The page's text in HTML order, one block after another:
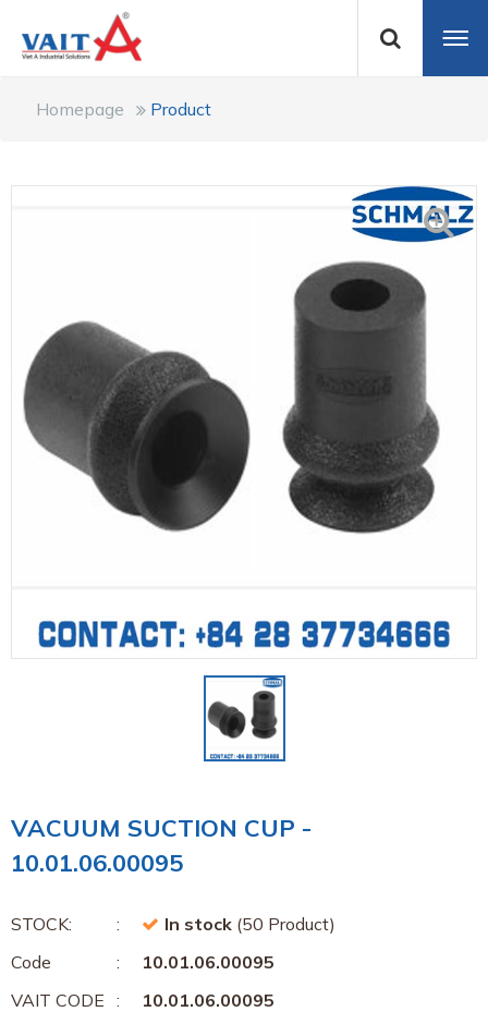
Homepage Product
VACUUM SUCTION CUP -
10.01.06.00095
STOCK: In stock (50 Product)
Code
10.01.06.00095
VAIT CODE
10.01.06.00095